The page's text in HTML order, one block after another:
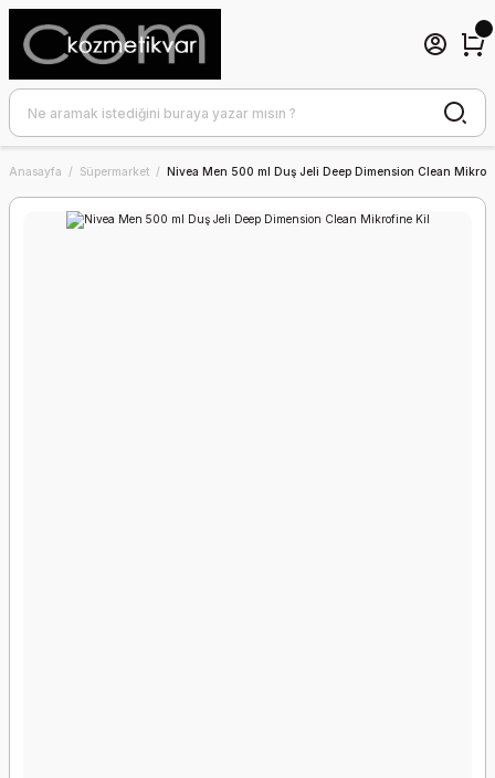
Anasayfa Süpermarket Nivea Men 500 ml Duş Jeli Deep Dimension Clean